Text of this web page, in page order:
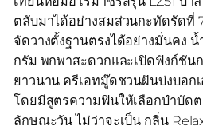
ตลับมาได้อย่างสมส่วนกะทัดรัดที่
จัดวางตั้งฐานตรงได้อย่างมั่นคง
กรัม พกพาสะดวกและเปิดฟังก์ชัน
ยาวนาน ครีเอทมู๊ดชวนฝันบ่งบอ
โดยมีสูตรความฟินให้เลือกบำบั
ลักษณะวัน ไม่ว่าจะเป็น กลิ่น